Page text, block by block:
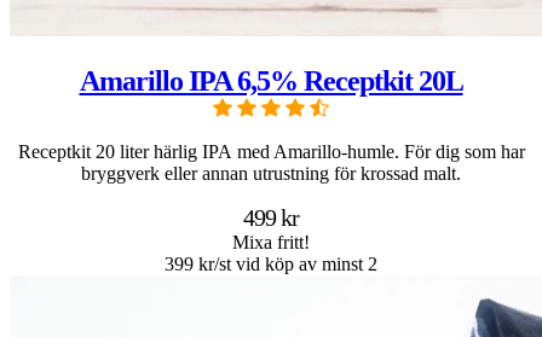
Amarillo IPA 6,5% Receptkit 20L
Receptkit 20 liter härlig IPA med Amarillo-humle. För dig som har
bryggverk eller annan utrustning för krossad malt.
499 kr
Mixa fritt!
399 kr/st vid köp av minst 2